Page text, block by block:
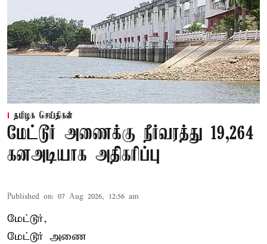
தமிழக செய்திகள்
மேட்டூர் அணைக்கு நீர்வரத்து 19,264
கனஅடியாக அதிகரிப்பு
Published on: 07 Aug 2026, 12:56 am
மேட்டூர்,
மேட்டூர் அணை